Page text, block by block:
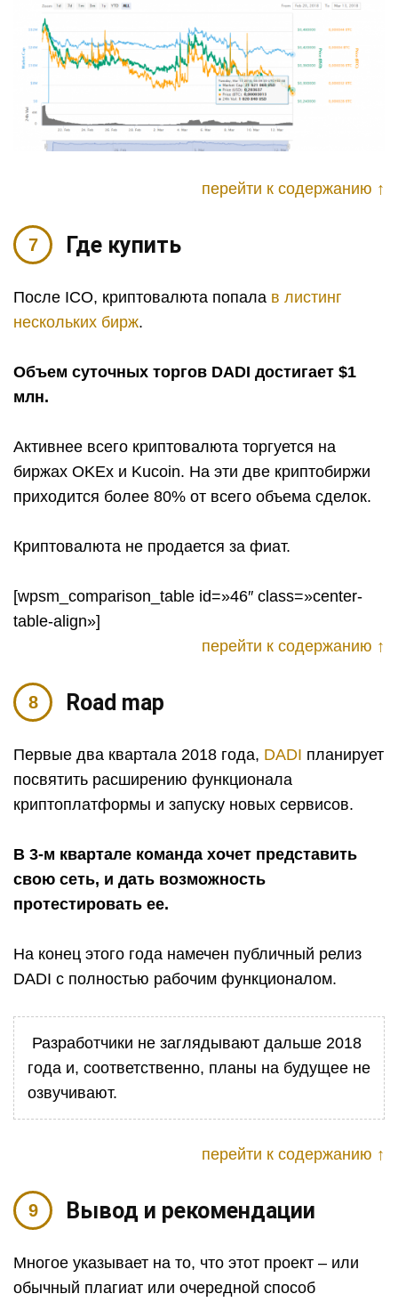
перейти к содержанию ↑
Где купить
После ICO, криптовалюта попала в листинг
нескольких бирж.
Объем суточных торгов DADI достигает $1
млн.
Активнее всего криптовалюта торгуется на
биржах OKEx и Kucoin. На эти две криптобиржи
приходится более 80% от всего объема сделок.
Криптовалюта не продается за фиат.
[wpsm_comparison_table id=»46″ class=»center-
table-align»]
перейти к содержанию ↑
Road map
Первые два квартала 2018 года, DADI планирует
посвятить расширению функционала
криптоплатформы и запуску новых сервисов.
В 3-м квартале команда хочет представить
свою сеть, и дать возможность
протестировать ее.
На конец этого года намечен публичный релиз
DADI с полностью рабочим функционалом.
Разработчики не заглядывают дальше 2018
года и, соответственно, планы на будущее не
озвучивают.
перейти к содержанию ↑
Вывод и рекомендации
Многое указывает на то, что этот проект – или
обычный плагиат или очередной способ